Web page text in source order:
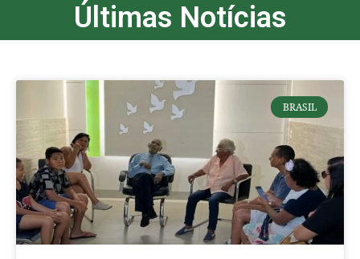
Últimas Notícias
BRASIL